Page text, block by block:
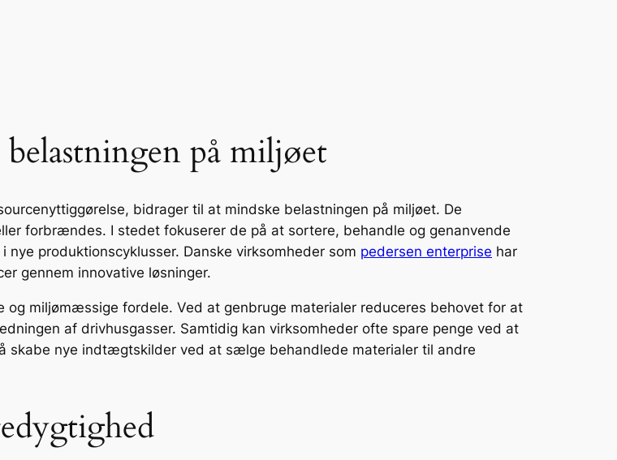
på miljøet
bidrager til at mindske belastningen på miljøet. De
forbrændes. I stedet fokuserer de på at sortere, behandle og genanvende
produktionscyklusser. Danske virksomheder som pedersen enterprise har
gennem innovative løsninger.
miljømæssige fordele. Ved at genbruge materialer reduceres behovet for at
af drivhusgasser. Samtidig kan virksomheder ofte spare penge ved at
skabe nye indtægtskilder ved at sælge behandlede materialer til andre